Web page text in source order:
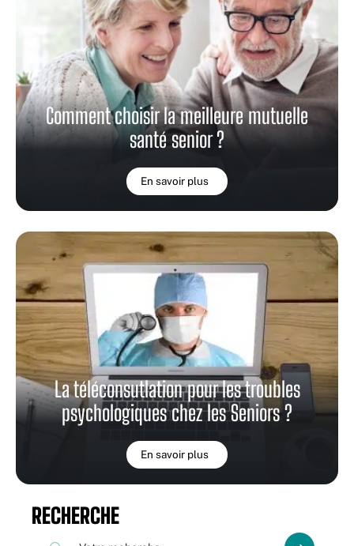
Comment choisir la meilleure mutuelle
santé senior ?
En savoir plus
La téléconsutlation pour les troubles
psychologiques chez les Seniors ?
En savoir plus
RECHERCHE